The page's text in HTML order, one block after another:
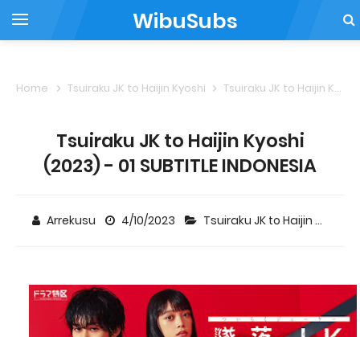
WibuSubs
Home Tsuiraku JK to Haijin Kyoshi Tsuiraku JK to Haijin Kyoshi (2023) - 01 SUBTITLE INDONESIA
Tsuiraku JK to Haijin Kyoshi
(2023) - 01 SUBTITLE INDONESIA
Arrekusu 4/10/2023 Tsuiraku JK to Haijin Kyoshi